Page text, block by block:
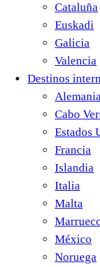
Cataluña
Euskadi
Galicia
Valencia
Destinos
Cabo
Estados
Francia
Islandia
Italia
Malta
México
Noruega